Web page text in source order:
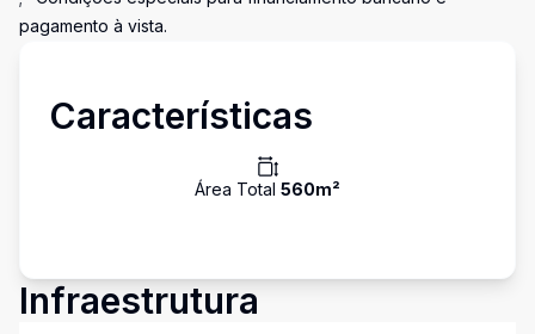
pagamento à vista.
Características
Área Total 560m²
Infraestrutura